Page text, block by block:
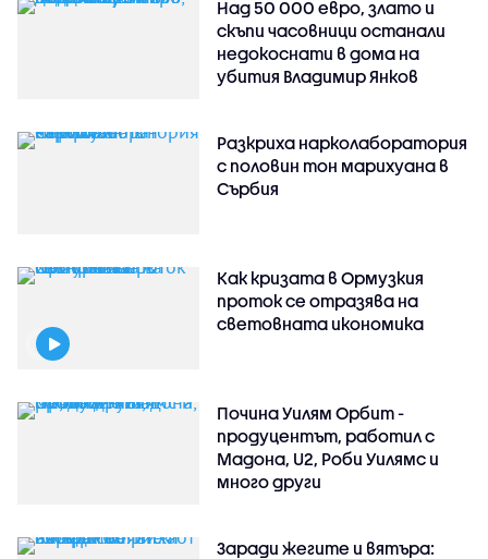
Над 50 000 евро, злато и
скъпи часовници останали
недокоснати в дома на
убития Владимир Янков
Разкриха нарколаборатория
с половин тон марихуана в
Сърбия
Как кризата в Ормузкия
проток се отразява на
световната икономика
Почина Уилям Орбит -
продуцентът, работил с
Мадона, U2, Роби Уилямс и
много други
Заради жегите и вятъра: